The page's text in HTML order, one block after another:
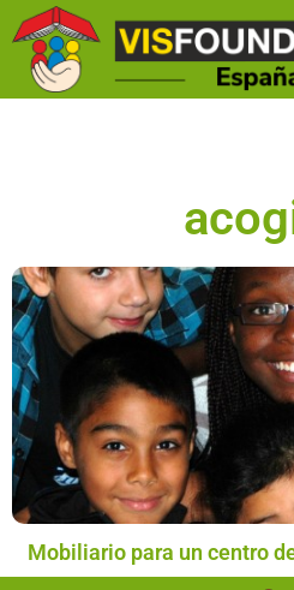
Mobiliario para un centro